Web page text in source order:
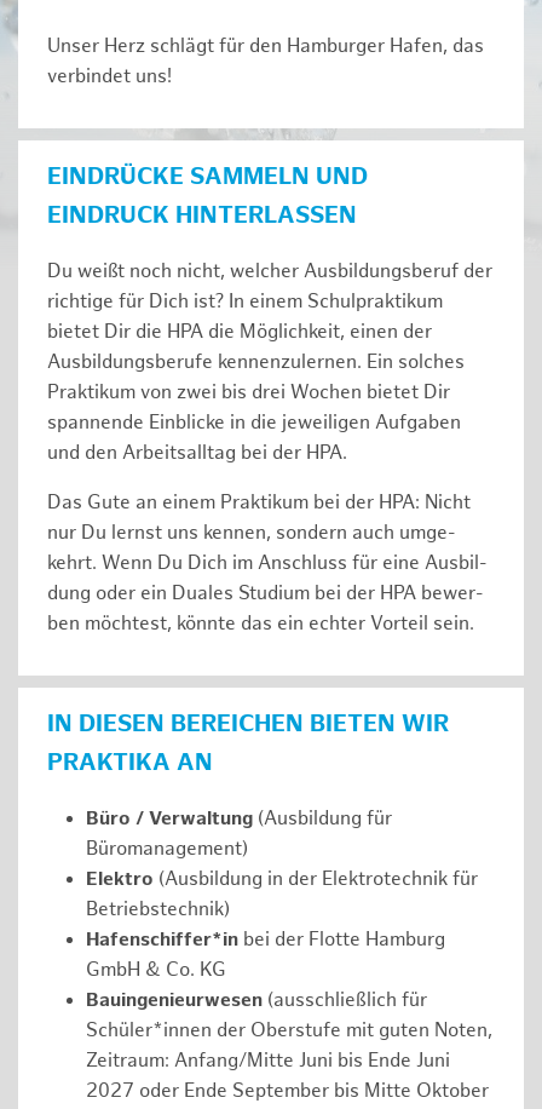
Unser Herz schlägt für den Hamburger Hafen, das
verbindet uns!
EINDRÜCKE SAMMELN UND
EINDRUCK HINTERLASSEN
Du weißt noch nicht, welcher Ausbildungsberuf der
richtige für Dich ist? In einem Schulpraktikum
bietet Dir die HPA die Möglichkeit, einen der
Ausbildungsberufe kennenzulernen. Ein solches
Prak­ti­kum von zwei bis drei Wochen bie­tet Dir
span­nen­de Ein­bli­cke in die jeweiligen Aufgaben
und den Ar­beits­all­tag bei der HPA.
Das Gute an einem Praktikum bei der HPA: Nicht
nur Du lernst uns ken­nen, son­dern auch um­ge­
kehrt. Wenn Du Dich im An­schluss für eine Aus­bil­
dung oder ein Duales Studium bei der HPA be­wer­
ben möch­test, könnte das ein ech­ter Vor­teil sein.
IN DIESEN BEREICHEN BIETEN WIR
PRAKTIKA AN
Büro / Verwaltung (Ausbildung für
Büromanagement)
Elektro (Ausbildung in der Elektrotechnik für
Betriebstechnik)
Hafenschiffer*in bei der Flotte Hamburg
GmbH & Co. KG
Bauingenieurwesen (ausschließlich für
Schüler*innen der Oberstufe mit guten Noten,
Zeitraum: Anfang/Mitte Juni bis Ende Juni
2027 oder Ende September bis Mitte Oktober